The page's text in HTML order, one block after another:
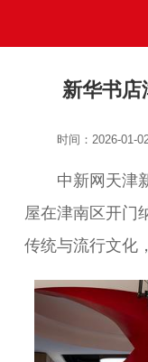
新华书店
时间：2026-01-
中新网天津新
屋在津南区开门
传统与流行文化